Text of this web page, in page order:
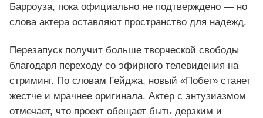
Барроуза, пока официально не подтверждено — но
слова актера оставляют пространство для надежд.
Перезапуск получит больше творческой свободы
благодаря переходу со эфирного телевидения на
стриминг. По словам Гейджа, новый «Побег» станет
жестче и мрачнее оригинала. Актер с энтузиазмом
отмечает, что проект обещает быть дерзким и